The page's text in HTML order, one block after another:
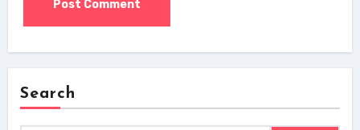
Search